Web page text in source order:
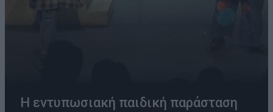
Η εντυπωσιακή παιδική παράσταση